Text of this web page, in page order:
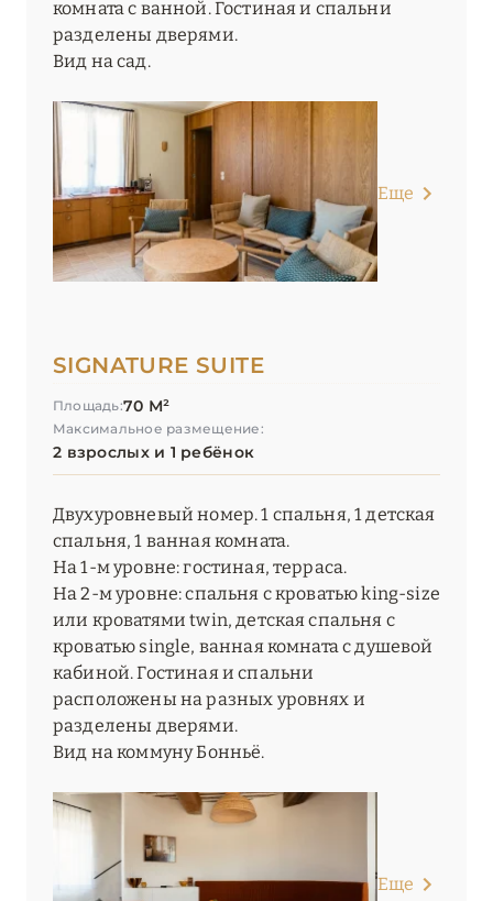
комната с ванной. Гостиная и спальни
разделены дверями.
Вид на сад.
Еще
SIGNATURE SUITE
Площадь:70 М²
Максимальное размещение:
2 взрослых и 1 ребёнок
Двухуровневый номер. 1 спальня, 1 детская
спальня, 1 ванная комната.
На 1-м уровне: гостиная, терраса.
На 2-м уровне: спальня с кроватью king-size
или кроватями twin, детская спальня с
кроватью single, ванная комната с душевой
кабиной. Гостиная и спальни
расположены на разных уровнях и
разделены дверями.
Вид на коммуну Бонньё.
Еще